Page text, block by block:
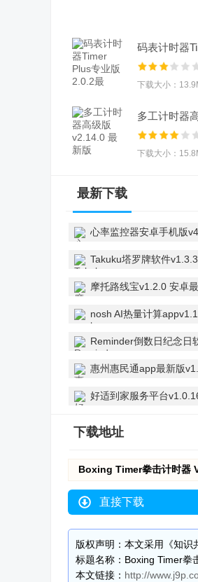
码表计时器
业版2.0.2最
下载大小：
多工计时器
v2.14.0 最新
下载大小：
最新下载
心率监控器安卓手机版
Takuku塔罗牌软件
摩托路线宝v1.2.0 安卓
nosh AI热量计算
Reminder倒数日纪念日
惠州惠民通app最新版
好适到家服务平台
下载地址
Boxing Timer拳击计时器
直接下载
版权声明：本文采用《知识
标题名称：Boxing Timer拳
本文链接： http://